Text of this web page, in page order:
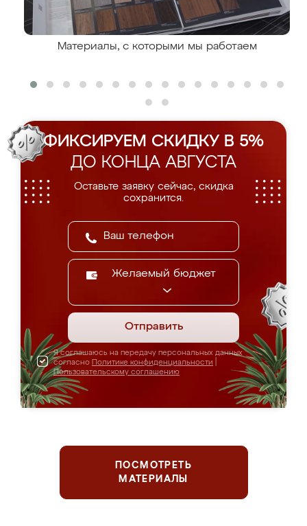
Материалы, с которыми мы работаем
ФИКСИРУЕМ СКИДКУ В 5%
ДО КОНЦА АВГУСТА
Оставьте заявку сейчас, скидка
сохранится.
Желаемый бюджет
Отправить
Я соглашаюсь на передачу персональных данных
согласно Политике конфиденциальности
Пользовательскому соглашению
ПОСМОТРЕТЬ
МАТЕРИАЛЫ